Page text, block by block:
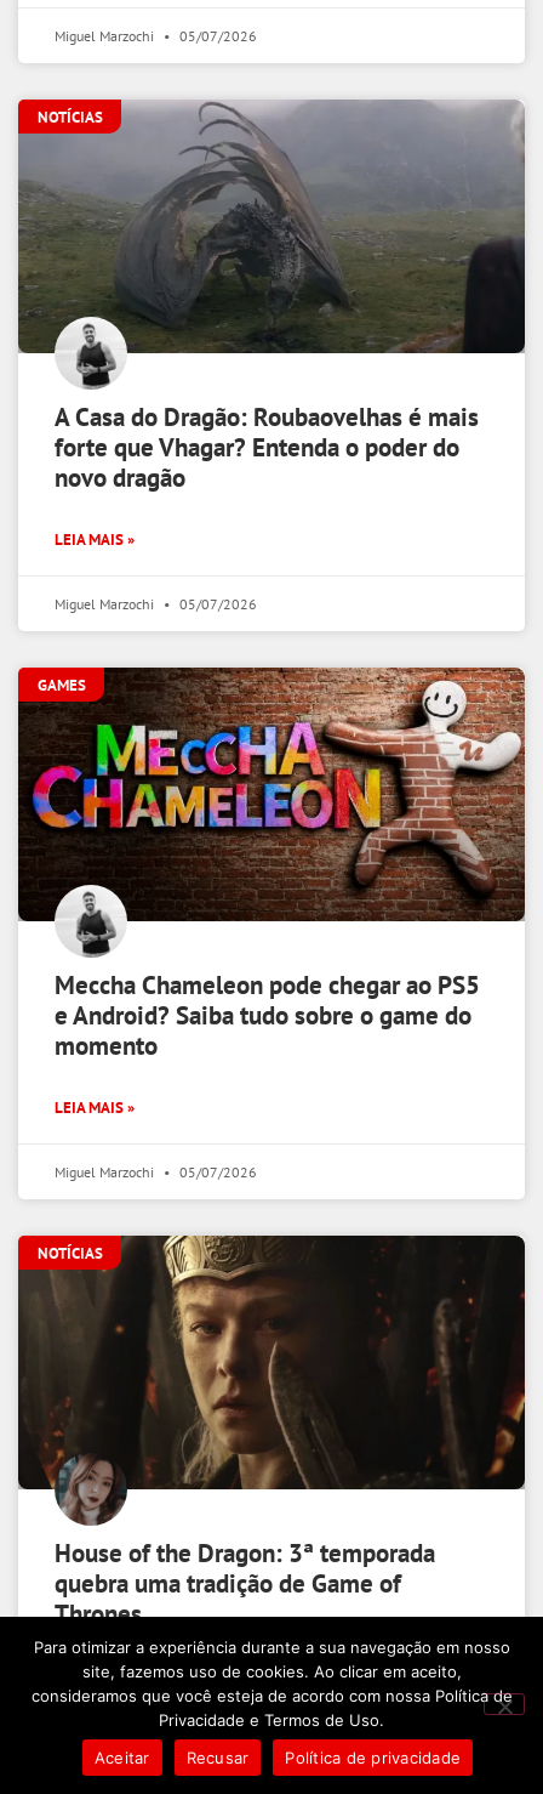
Miguel Marzochi 05/07/2026
NOTÍCIAS
A Casa do Dragão: Roubaovelhas é mais
forte que Vhagar? Entenda o poder do
novo dragão
LEIA MAIS »
Miguel Marzochi 05/07/2026
GAMES
Meccha Chameleon pode chegar ao PS5
e Android? Saiba tudo sobre o game do
momento
LEIA MAIS »
Miguel Marzochi 05/07/2026
NOTÍCIAS
House of the Dragon: 3ª temporada
quebra uma tradição de Game of
Thrones
LEIA MAIS »
Beatriz Martins 02/07/2026
Para otimizar a experiência durante a sua navegação em nosso
site, fazemos uso de cookies. Ao clicar em aceito,
consideramos que você esteja de acordo com nossa Política de
Privacidade e Termos de Uso.
Aceitar
Recusar Política de privacidade